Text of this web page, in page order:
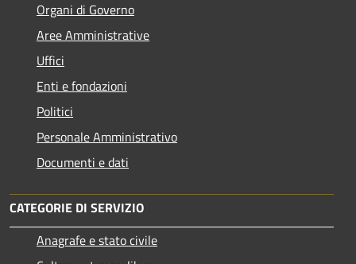
Organi di Governo
Aree Amministrative
Uffici
Enti e fondazioni
Politici
Personale Amministrativo
Documenti e dati
CATEGORIE DI SERVIZIO
Anagrafe e stato civile